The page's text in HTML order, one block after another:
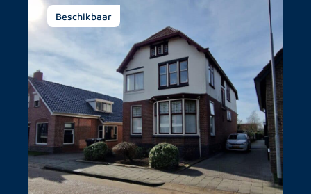
Beschikbaar